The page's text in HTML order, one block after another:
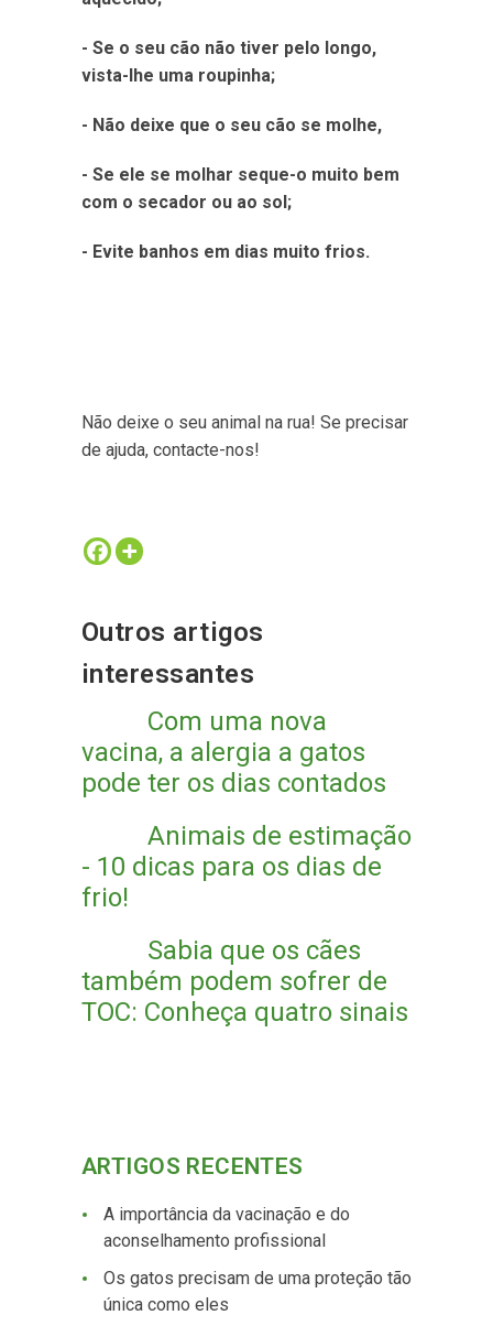
- Se o seu cão não tiver pelo longo,
vista-lhe uma roupinha;
- Não deixe que o seu cão se molhe,
- Se ele se molhar seque-o muito bem
com o secador ou ao sol;
- Evite banhos em dias muito frios.
Não deixe o seu animal na rua! Se precisar
de ajuda, contacte-nos!
Outros artigos
interessantes
Com uma nova
vacina, a alergia a gatos
pode ter os dias contados
Animais de estimação
- 10 dicas para os dias de
frio!
Sabia que os cães
também podem sofrer de
TOC: Conheça quatro sinais
ARTIGOS RECENTES
A importância da vacinação e do
aconselhamento profissional
Os gatos precisam de uma proteção tão
única como eles